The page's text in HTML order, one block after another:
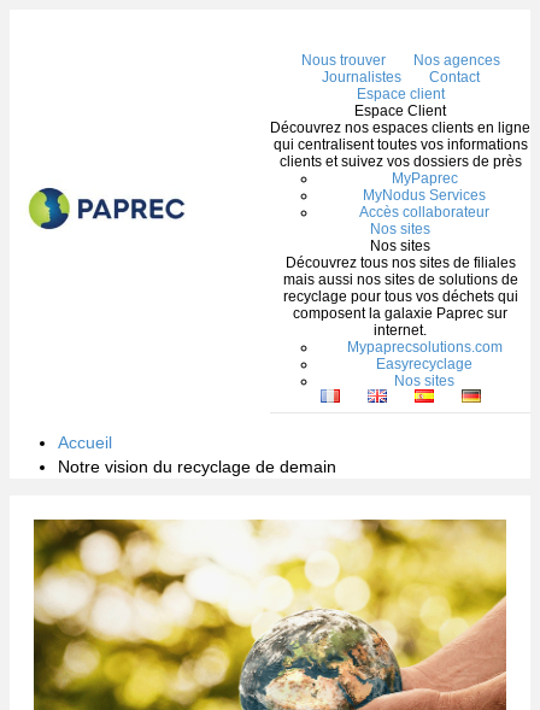
Nous trouver
Nos agences
Journalistes
Contact
Espace client
Espace Client
Découvrez nos espaces clients en ligne
qui centralisent toutes vos informations
clients et suivez vos dossiers de près
MyPaprec
MyNodus Services
Accès collaborateur
Nos sites
Nos sites
Découvrez tous nos sites de filiales
mais aussi nos sites de solutions de
recyclage pour tous vos déchets qui
composent la galaxie Paprec sur
internet.
Mypaprecsolutions.com
Easyrecyclage
Nos sites
Accueil
Notre vision du recyclage de demain